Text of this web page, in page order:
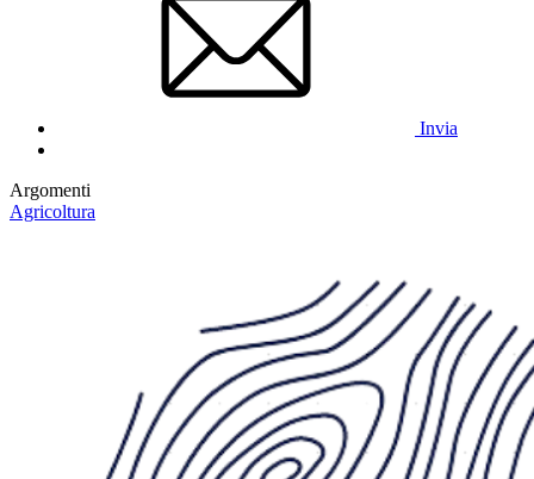
Invia
Argomenti
Agricoltura